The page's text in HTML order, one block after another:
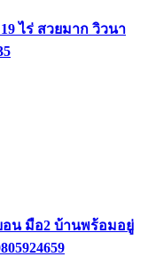
ไร่ สวยมาก วิวนา
น มือ2 บ้านพร้อมอยู่